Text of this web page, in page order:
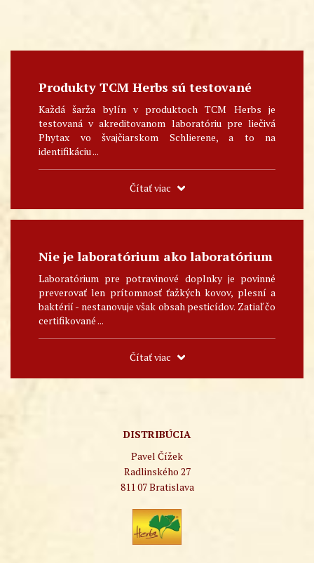
Produkty TCM Herbs sú testované
Každá šarža bylín v produktoch TCM Herbs je
testovaná v akreditovanom laboratóriu pre liečivá
Phytax vo švajčiarskom Schlierene, a to na
identifikáciu ...
Čítať viac
Nie je laboratórium ako laboratórium
Laboratórium pre potravinové doplnky je povinné
preverovať len prítomnosť ťažkých kovov, plesní a
baktérií - nestanovuje však obsah pesticídov. Zatiaľ čo
certifikované ...
Čítať viac
DISTRIBÚCIA
Pavel Čížek
Radlinského 27
811 07 Bratislava